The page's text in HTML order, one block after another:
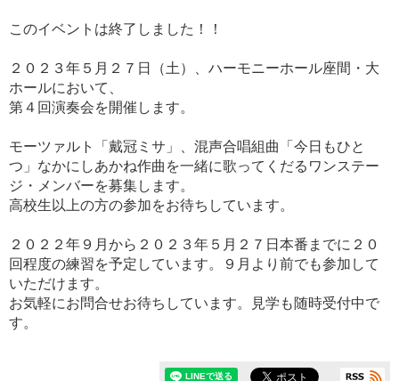
このイベントは終了しました！！
２０２３年５月２７日（土）、ハーモニーホール座間・大
ホールにおいて、
第４回演奏会を開催します。
モーツァルト「戴冠ミサ」、混声合唱組曲「今日もひと
つ」なかにしあかね作曲を一緒に歌ってくだるワンステー
ジ・メンバーを募集します。
高校生以上の方の参加をお待ちしています。
２０２２年９月から２０２３年５月２７日本番までに２０
回程度の練習を予定しています。９月より前でも参加して
いただけます。
お気軽にお問合せお待ちしています。見学も随時受付中で
す。